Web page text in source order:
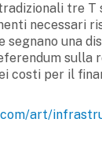
tre T
necessari
segnano una
sulla
costi per il
art/